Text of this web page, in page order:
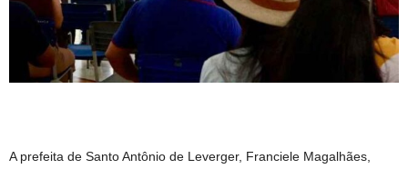
A prefeita de Santo Antônio de Leverger, Franciele Magalhães,